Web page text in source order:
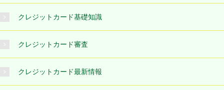
クレジットカード基礎知識
クレジットカード審査
クレジットカード最新情報